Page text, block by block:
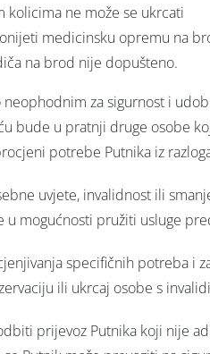
kolicima ne može se ukrcati
medicinsku opremu na
na brod nije dopušteno.
neophodnim za sigurnost i
bude u pratnji druge osobe
potrebe Putnika iz
uvjete, invalidnost ili
u mogućnosti pružiti usluge
specifičnih potreba i
ili ukrcaj osobe s
prijevoz Putnika koji nije